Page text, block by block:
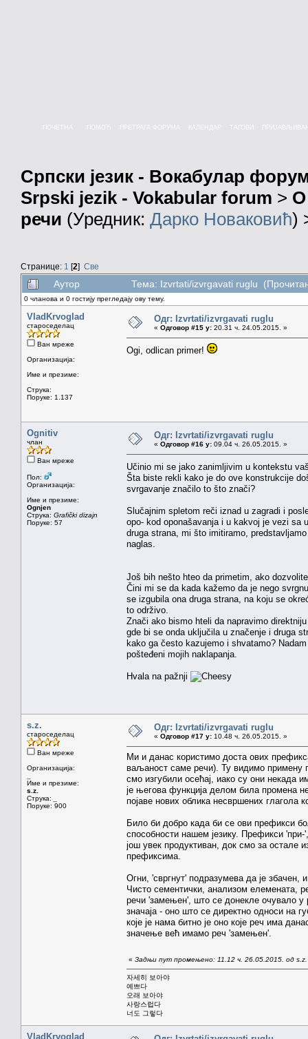
КАЛЕНДАР
Српски језик - Вокабулар
Srpski jezik - Vokabular forum > О
речи (Уредник: Дарко Новаковић)
Странице: 1 [2] Све
Аутор Тема: Izvrtati/izvrgavati ruglu
0 чланова и 0 гостију прегледају ову тему.
VladKrvoglad
староседелац
Ван мреже
Организација:
Име и презиме:
Струка:
Поруке: 1.137
Одг: Izvrtati/izvrgavati ruglu
« Одговор #15 у: 20.31 ч. 24.05.2015. »
Ogi, odlican primer!
Ognitiv
члан
Ван мреже
Пол:
Организација:
Име и презиме:
Ognjen
Струка: Grafički dizajn
Поруке: 57
Одг: Izvrtati/izvrgavati ruglu
« Одговор #16 у: 09.04 ч. 26.05.2015. »
Učinio mi se jako zanimljivim u kontekstu
Šta biste rekli kako je do ove konstrukcije
svrgavanje značilo to što znači?
Slučajnim spletom reči iznad u zagradi i
opo- kod oponašavanja i u kakvoj je vezi sa
druga strana, mi što imitiramo,
naglas.
Još bih nešto hteo da primetim, ako
Čini mi se da kada kažemo da je nego
se izgubila ona druga strana, na koju se
to održivo.
Znači ako bismo hteli da napravimo
gde bi se onda uključila u značenje i druga
kako ga često kazujemo i shvatamo?
pošteđeni mojih naklapanja.
Hvala na pažnji
s.z.
староседелац
Ван мреже
Организација:
Име и презиме:
s.z.
Струка:
Поруке: 900
Одг: Izvrtati/izvrgavati ruglu
« Одговор #17 у: 10.48 ч. 26.05.2015. »
Ми и данас користимо доста ових
ваљаност саме речи). Ту видимо примену
смо изгубили осећај, иако су они некада
је његова функција делом била промена
појаве нових облика несвршених глагола
Било би добро када би се ови префикси
способности нашем језику. Префикси
још увек продуктиван, док смо за остале
префиксима.
Огни, 'свргнут' подразумева да је
Чисто сементички, анализом елемената,
речи 'замењен', што се донекле очувало
значаја - оно што се директно односи
које је нама битно је оно које реч има
значење већ имамо реч 'замењен'.
« Задњи пут промењено: 11.12 ч. 26.05.2015. од s.z.
자세히 보아야
예쁘다
오래 보아야
사랑스럽다
너도 그렇다
VladKrvoglad